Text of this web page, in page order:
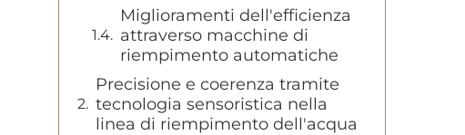
Miglioramenti dell'efficienza
attraverso macchine di
riempimento automatiche
Precisione e coerenza tramite
tecnologia sensoristica nella
linea di riempimento dell'acqua